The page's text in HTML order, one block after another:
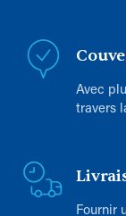
Avec
travers
Fournir